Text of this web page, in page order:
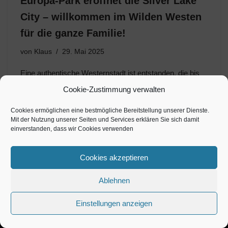
Cookie-Zustimmung verwalten
Cookies ermöglichen eine bestmögliche Bereitstellung unserer Dienste.
Mit der Nutzung unserer Seiten und Services erklären Sie sich damit
einverstanden, dass wir Cookies verwenden
Cookies akzeptieren
Ablehnen
Einstellungen anzeigen
City – willkommen im Wilden Westen
für die ganze Familie!
von Klaus 29. Mai 2025
Eine authentische Westernstadt ist entstanden, die bis
2026 noch weiter ausgebaut wird